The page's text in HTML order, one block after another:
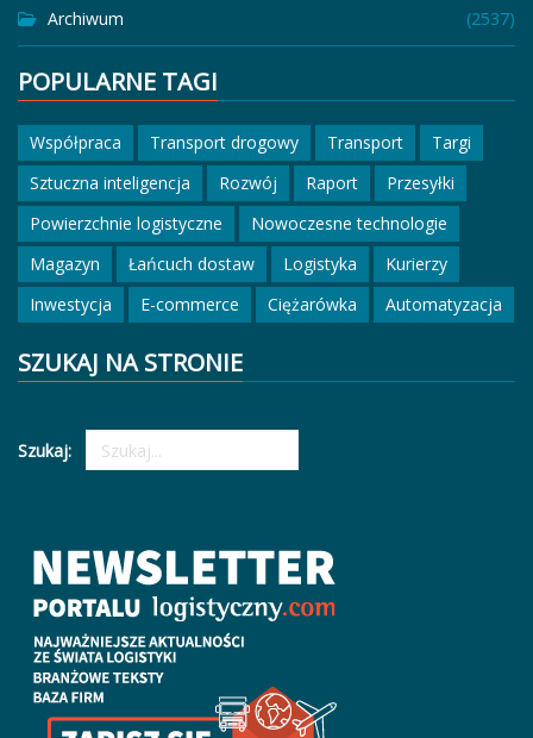
Archiwum (2537)
POPULARNE TAGI
Współpraca Transport drogowy Transport
Targi
Sztuczna inteligencja
Rozwój Raport
Przesyłki
Powierzchnie logistyczne
Nowoczesne technologie
Magazyn
Łańcuch dostaw Logistyka
Kurierzy
Inwestycja
E-commerce Ciężarówka Automatyzacja
SZUKAJ NA STRONIE
Szukaj: